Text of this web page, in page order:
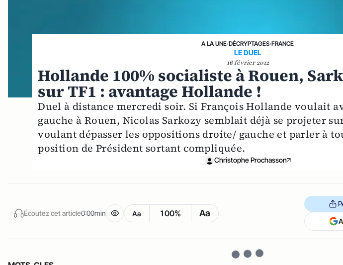
A LA UNE›DÉCRYPTAGES›FRANCE
LE DUEL
16 février 2012
Hollande 100% socialiste à Rouen,
sur TF1 : avantage Hollande !
Duel à distance mercredi soir. Si François Hollande voulait
gauche à Rouen, Nicolas Sarkozy semblait déjà se projeter
voulant dépasser les oppositions droite/ gauche et parler à
position de Président sortant compliquée.
Christophe Prochasson
Écoutez cet article0:00min Aa 100% Aa